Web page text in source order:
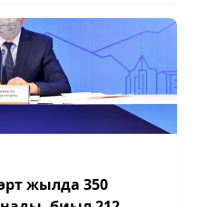
жылда 350